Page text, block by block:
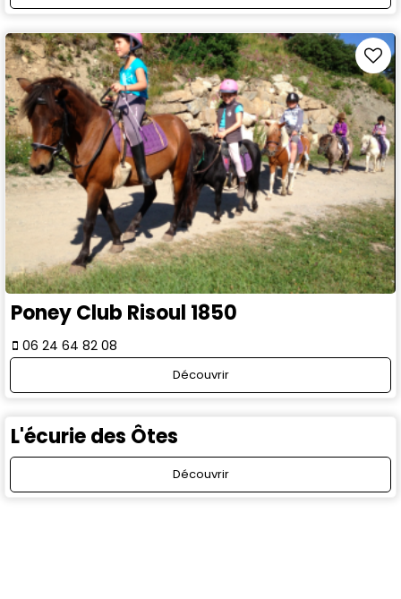
Poney Club Risoul 1850
06 24 64 82 08
Découvrir
L'écurie des Ôtes
Découvrir